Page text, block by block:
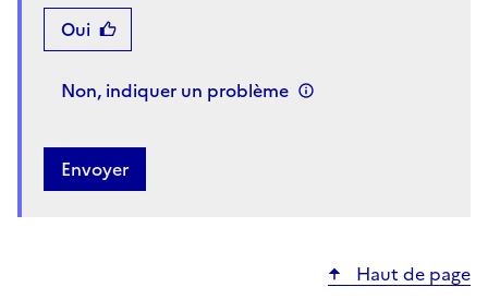
Oui
Non, indiquer un problème
Haut de page